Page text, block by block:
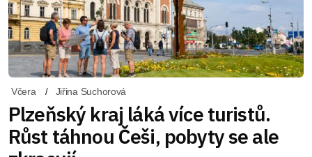
Včera Jiřina Suchorová
Plzeňský kraj láká více turistů.
Růst táhnou Češi, pobyty se ale